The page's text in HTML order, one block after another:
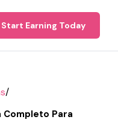
Start Earning Today
/
Completo Para